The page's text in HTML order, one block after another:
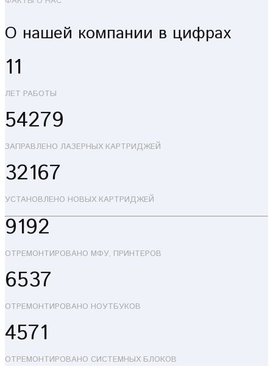
О нашей компании в цифрах
11
ЛЕТ РАБОТЫ
54279
ЗАПРАВЛЕНО ЛАЗЕРНЫХ КАРТРИДЖЕЙ
32167
УСТАНОВЛЕНО НОВЫХ КАРТРИДЖЕЙ
9192
ОТРЕМОНТИРОВАНО МФУ, ПРИНТЕРОВ
6537
ОТРЕМОНТИРОВАНО НОУТБУКОВ
4571
ОТРЕМОНТИРОВАНО СИСТЕМНЫХ БЛОКОВ